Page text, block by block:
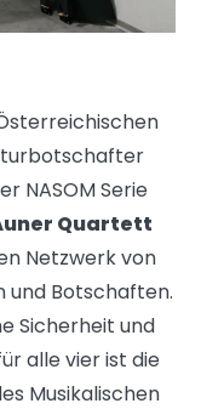
NASOM Serie
Quartett
Netzwerk von
und Botschaften.
Sicherheit und
alle vier ist die
Musikalischen